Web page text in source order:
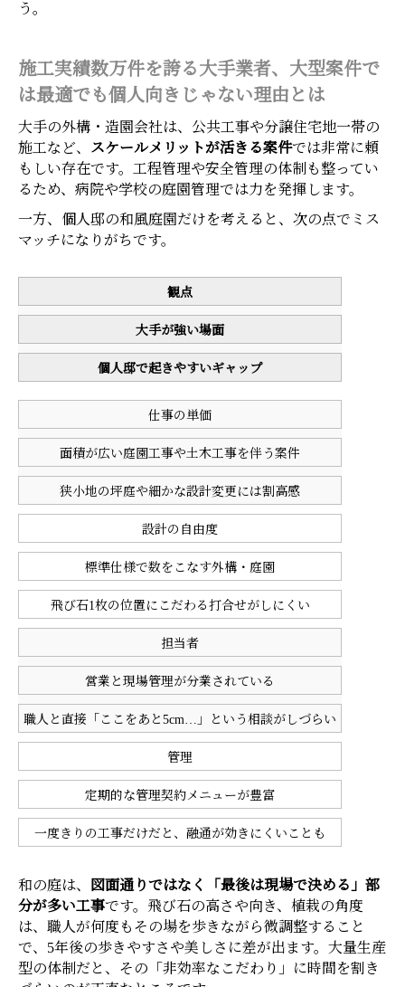
う。
施工実績数万件を誇る大手業者、大型案件で
は最適でも個人向きじゃない理由とは
大手の外構・造園会社は、公共工事や分譲住宅地一帯の
施工など、 スケールメリットが活きる案件では非常に頼
もしい存在です。工程管理や安全管理の体制も整ってい
るため、病院や学校の庭園管理では力を発揮します。
一方、個人邸の和風庭園だけを考えると、次の点でミス
マッチになりがちです。
観点
大手が強い場面
個人邸で起きやすいギャップ
仕事の単価
面積が広い庭園工事や土木工事を伴う案件
狭小地の坪庭や細かな設計変更には割高感
設計の自由度
標準仕様で数をこなす外構・庭園
飛び石1枚の位置にこだわる打合せがしにくい
担当者
営業と現場管理が分業されている
職人と直接「ここをあと5cm…」という相談がしづらい
管理
定期的な管理契約メニューが豊富
一度きりの工事だけだと、融通が効きにくいことも
和の庭は、
図面通りではなく「最後は現場で決める」部
分が多い工事です。飛び石の高さや向き、植栽の角度
は、職人が何度もその場を歩きながら微調整すること
で、5年後の歩きやすさや美しさに差が出ます。大量生産
型の体制だと、その「非効率なこだわり」に時間を割き